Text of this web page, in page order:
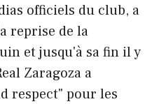
officiels du club, a
reprise de la
et jusqu'à sa fin il y
Zaragoza a
respect" pour les